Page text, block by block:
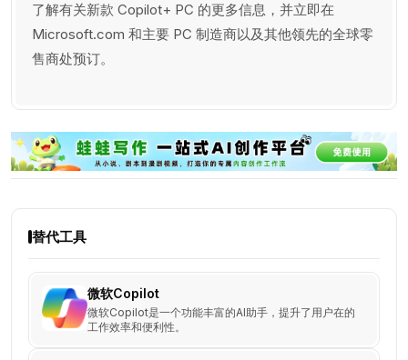
了解有关新款 Copilot+ PC 的更多信息，并立即在
Microsoft.com 和主要 PC 制造商以及其他领先的全球零
售商处预订。
替代工具
微软Copilot
微软Copilot是一个功能丰富的AI助手，提升了用户在的
工作效率和便利性。